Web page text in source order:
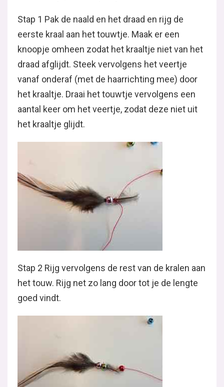
Stap 1 Pak de naald en het draad en rijg de
eerste kraal aan het touwtje. Maak er een
knoopje omheen zodat het kraaltje niet van het
draad afglijdt. Steek vervolgens het veertje
vanaf onderaf (met de haarrichting mee) door
het kraaltje. Draai het touwtje vervolgens een
aantal keer om het veertje, zodat deze niet uit
het kraaltje glijdt.
Stap 2 Rijg vervolgens de rest van de kralen aan
het touw. Rijg net zo lang door tot je de lengte
goed vindt.